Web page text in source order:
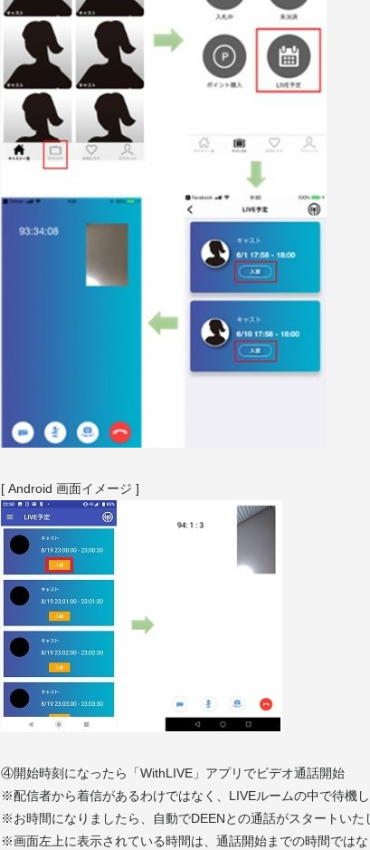
[ Android 画面イメージ ]
④開始時刻になったら「WithLIVE」アプリでビデオ通話開始
※配信者から着信があるわけではなく、LIVEルームの中で待機
※お時間になりましたら、自動でDEENとの通話がスタートいた
※画面左上に表示されている時間は、通話開始までの時間ではな